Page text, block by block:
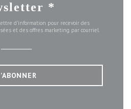
*
d'information pour recevoir des
et des offres marketing par courriel.